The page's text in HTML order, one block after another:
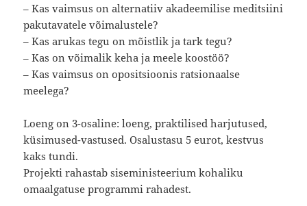
– Kas vaimsus on alternatiiv akadeemilise meditsiini
pakutavatele võimalustele?
– Kas arukas tegu on mõistlik ja tark tegu?
– Kas on võimalik keha ja meele koostöö?
– Kas vaimsus on opositsioonis ratsionaalse
meelega?
Loeng on 3-osaline: loeng, praktilised harjutused,
küsimused-vastused. Osalustasu 5 eurot, kestvus
kaks tundi.
Projekti rahastab siseministeerium kohaliku
omaalgatuse programmi rahadest.